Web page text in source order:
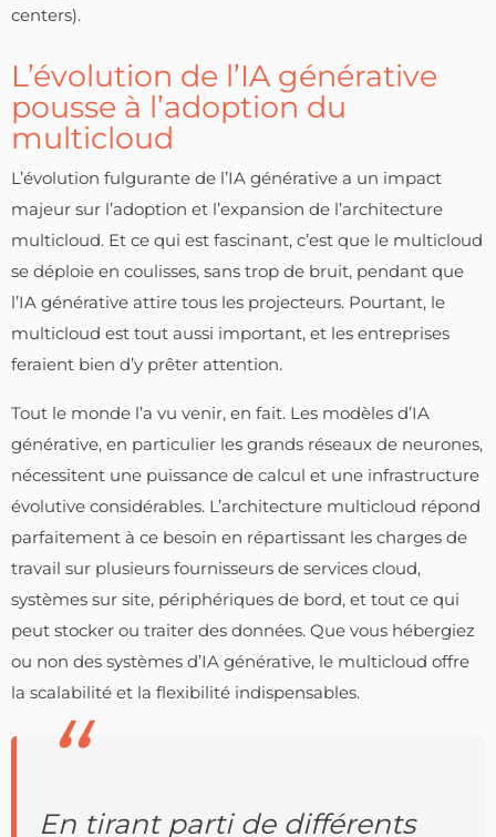
centers).
L’évolution de l’IA générative
pousse à l’adoption du
multicloud
L’évolution fulgurante de l’IA générative a un impact
majeur sur l’adoption et l’expansion de l’architecture
multicloud. Et ce qui est fascinant, c’est que le multicloud
se déploie en coulisses, sans trop de bruit, pendant que
l’IA générative attire tous les projecteurs. Pourtant, le
multicloud est tout aussi important, et les entreprises
feraient bien d’y prêter attention.
Tout le monde l’a vu venir, en fait. Les modèles d’IA
générative, en particulier les grands réseaux de neurones,
nécessitent une puissance de calcul et une infrastructure
évolutive considérables. L’architecture multicloud répond
parfaitement à ce besoin en répartissant les charges de
travail sur plusieurs fournisseurs de services cloud,
systèmes sur site, périphériques de bord, et tout ce qui
peut stocker ou traiter des données. Que vous hébergiez
ou non des systèmes d’IA générative, le multicloud offre
la scalabilité et la flexibilité indispensables.
En tirant parti de différents